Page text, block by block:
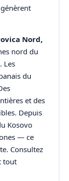
Nord,
nord du
Les
du
et des
Depuis
Kosovo
— ce
Consultez
tout